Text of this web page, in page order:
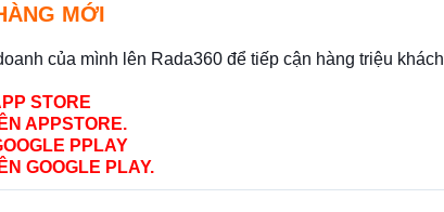
MỚI
của mình lên Rada360 để tiếp cận hàng triệu
STORE
APPSTORE.
PPLAY
GOOGLE PLAY.